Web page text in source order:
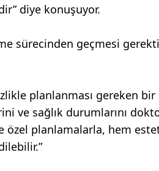
diye konuşuyor.
sürecinden geçmesi
planlanması gereken
ve sağlık durumlarını
özel planlamalarla, hem